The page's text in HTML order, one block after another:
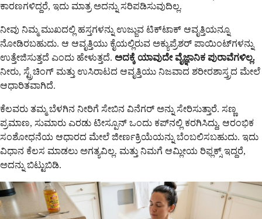
ಕಾರಣಗಳಿದ್ದರೆ, ಇದು ಮಾತ್ರ ಅದನ್ನು ಸರಿಪಡಿಸುವುದಿಲ್ಲ.
ನೀವು ನಿಮ್ಮ ಮುಖದಲ್ಲಿ ಹಸ್ತಗಳನ್ನು ಉಜ್ಜುವ ಟಿಕ್‌ಟಾಕ್ ಆವೃತ್ತಿಯನ್ನೂ
ನೋಡಿರಬಹುದು. ಆ ಆವೃತ್ತಿಯು ಕೈಯಲ್ಲಿರುವ ಅಕ್ಯುಪ್ರೆಶರ್ ಪಾಯಿಂಟ್‌ಗಳನ್ನು
ಉತ್ತೇಜಿಸುತ್ತದೆ ಎಂದು ಹೇಳುತ್ತದೆ. ಅದಕ್ಕೆ ಯಾವುದೇ ವೈಜ್ಞಾನಿಕ ಪುರಾವೆಗಳಿಲ್ಲ.
ನೀರು, ಸ್ಟ್ರೆಚಿಂಗ್ ಮತ್ತು ಉಸಿರಾಟದ ಆವೃತ್ತಿಯು ನಿಜವಾದ ಶರೀರಶಾಸ್ತ್ರದ ಮೇಲೆ
ಆಧಾರಿತವಾಗಿದೆ.
ಕೆಲವರು ತಮ್ಮ ಬೆಳಗಿನ ನೀರಿಗೆ ಸೇಬಿನ ವಿನೆಗರ್ ಅನ್ನು ಸೇರಿಸುತ್ತಾರೆ. ಸಣ್ಣ
ಪ್ರಮಾಣ, ಸುಮಾರು ಎರಡು ಟೀಸ್ಪೂನ್ ಒಂದು ಕಪ್‌ನಲ್ಲಿ ಕರಗಿಸಿದ್ದು, ಆರಂಭಿಕ
ಸಂಶೋಧನೆಯ ಆಧಾರದ ಮೇಲೆ ಜೀರ್ಣಕ್ರಿಯೆಯನ್ನು ಬೆಂಬಲಿಸಬಹುದು. ಇದು
ವಿಧಾನ ಕೆಲಸ ಮಾಡಲು ಅಗತ್ಯವಿಲ್ಲ. ಮತ್ತು ನಿಮಗೆ ಆಮ್ಲೀಯ ರಿಫ್ಲಕ್ಸ್ ಇದ್ದರೆ,
ಅದನ್ನು ಬಿಟ್ಟುಬಿಡಿ.